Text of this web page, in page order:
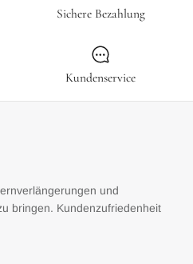
Sichere Bezahlung
Kundenservice
und
bringen. Kundenzufriedenheit